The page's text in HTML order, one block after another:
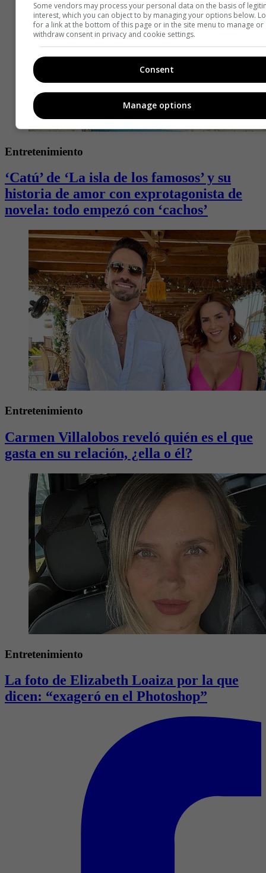
Entretenimiento
‘Catú’ de ‘La isla de los famosos’ y su
historia de amor con exprotagonista de
novela: todo empezó con ‘cachos’
Entretenimiento
Carmen Villalobos reveló quién es el que
gasta en su relación, ¿ella o él?
Entretenimiento
La foto de Elizabeth Loaiza por la que
dicen: “exageró en el Photoshop”
Some vendors may process your personal data on the basis of
interest, which you can object to by managing your options below.
for a link at the bottom of this page or in the site menu to manage or
withdraw consent in privacy and cookie settings.
Consent
Manage options